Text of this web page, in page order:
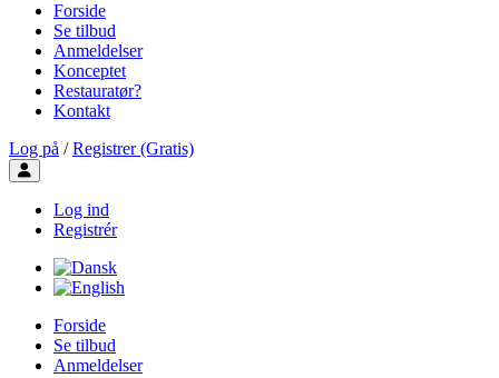
Forside
Se tilbud
Anmeldelser
Konceptet
Restauratør?
Kontakt
Log på / Registrer (Gratis)
Toggle user menu
Log ind
Registrér
Forside
Se tilbud
Anmeldelser